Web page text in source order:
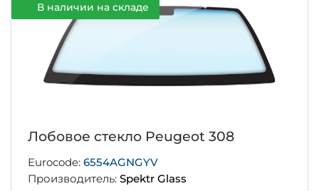
В наличии на складе
Лобовое стекло Peugeot 308
Eurocode: 6554AGNGYV
Производитель: Spektr Glass